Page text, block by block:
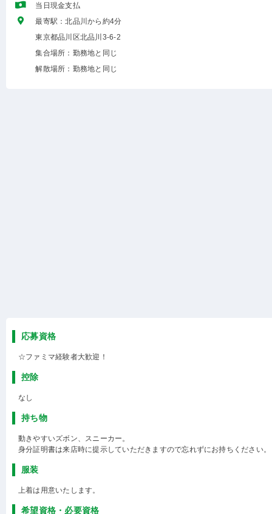
当日現金支払
最寄駅：北品川から約4分
東京都品川区北品川3-6-2
集合場所：勤務地と同じ
解散場所：勤務地と同じ
応募資格
☆ファミマ経験者大歓迎！
控除
なし
持ち物
動きやすいズボン、スニーカー。
身分証明書は来店時に提示していただきますので忘れずにお持ちください。
服装
上着は用意いたします。
希望資格・必要資格